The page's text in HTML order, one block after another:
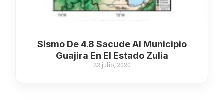
Sismo De 4.8 Sacude Al Municipio
Guajira En El Estado Zulia
22 julio, 2020